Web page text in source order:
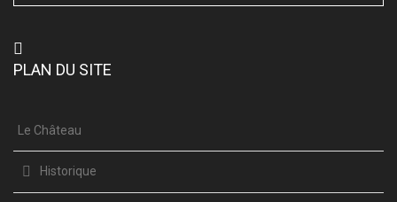
PLAN DU SITE
Le Château
Historique